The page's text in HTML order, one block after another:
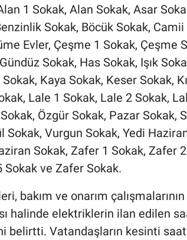
1 Sokak, Alan Sokak, Asar
Sokak, Böcük Sokak,
Evler, Çeşme 1 Sokak, Çeşme
Sokak, Has Sokak, Işık
Kaya Sokak, Keser Sokak,
Lale 1 Sokak, Lale 2 Sokak,
Özgür Sokak, Pazar Sokak,
Sokak, Vurgun Sokak, Yedi
Sokak, Zafer 1 Sokak, Zafer
Sokak ve Zafer Sokak.
bakım ve onarım
halinde elektriklerin ilan edilen
belirtti. Vatandaşların kesinti